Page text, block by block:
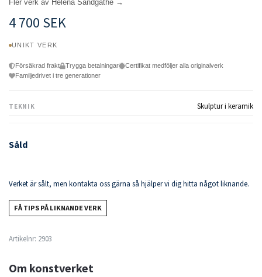
Fler verk av Helena Sandgathe →
4 700 SEK
UNIKT VERK
Försäkrad frakt Trygga betalningar
Certifikat medföljer alla originalverk
Familjedrivet i tre generationer
TEKNIK Skulptur i keramik
Såld
Verket är sålt, men kontakta oss gärna så hjälper vi dig hitta något liknande.
FÅ TIPS PÅ LIKNANDE VERK
Artikelnr: 2903
Om konstverket